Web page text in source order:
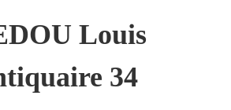
Louis
34